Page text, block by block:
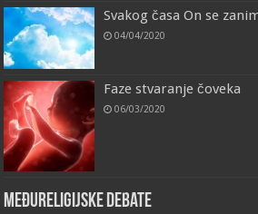
Svakog časa On se
04/04/2020
Faze stvaranje čoveka
06/03/2020
Međureligijske debate